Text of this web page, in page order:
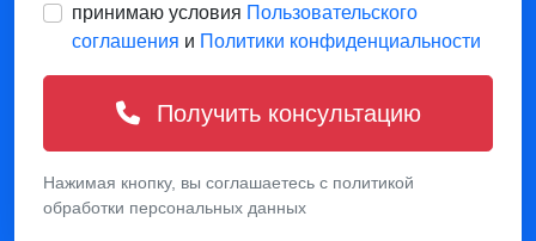
принимаю условия Пользовательского
соглашения и Политики конфиденциальности
Получить консультацию
Нажимая кнопку, вы соглашаетесь с политикой
обработки персональных данных